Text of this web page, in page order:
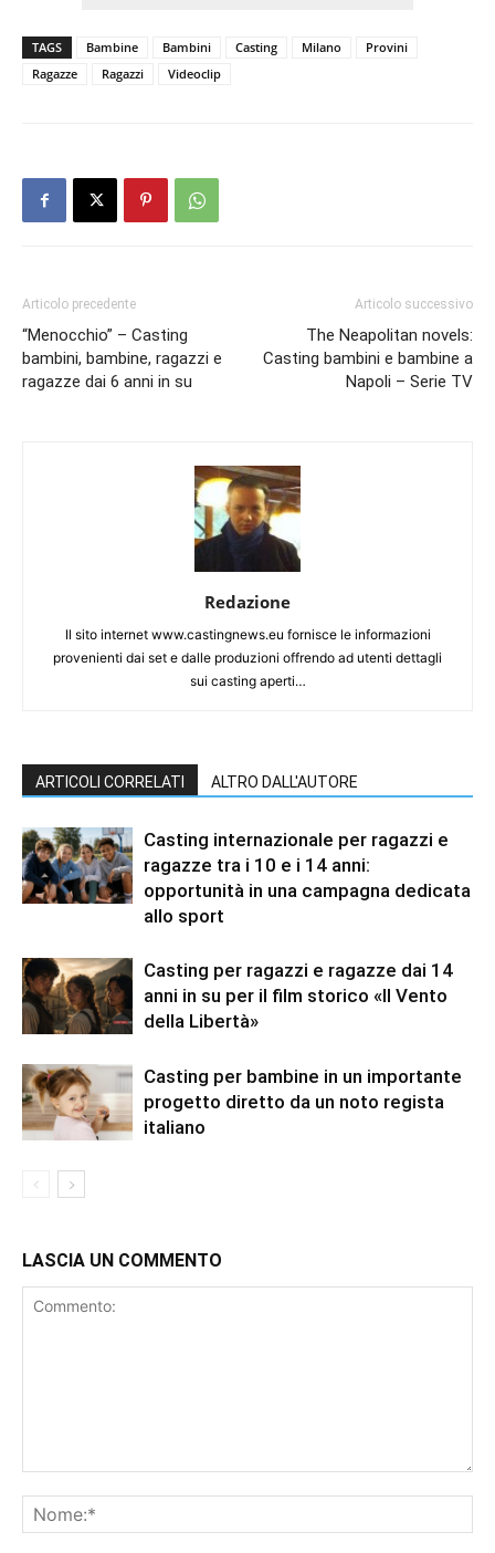
TAGS Bambine Bambini Casting Milano
Provini
Ragazze
Ragazzi Videoclip
Articolo precedente
“Menocchio” – Casting
bambini, bambine, ragazzi e
ragazze dai 6 anni in su
Articolo successivo
The Neapolitan novels:
Casting bambini e bambine a
Napoli – Serie TV
Redazione
Il sito internet www.castingnews.eu fornisce le informazioni
provenienti dai set e dalle produzioni offrendo ad utenti dettagli
sui casting aperti…
ARTICOLI CORRELATI ALTRO DALL'AUTORE
Casting internazionale per ragazzi e
ragazze tra i 10 e i 14 anni:
opportunità in una campagna dedicata
allo sport
Casting per ragazzi e ragazze dai 14
anni in su per il film storico «Il Vento
della Libertà»
Casting per bambine in un importante
progetto diretto da un noto regista
italiano
LASCIA UN COMMENTO